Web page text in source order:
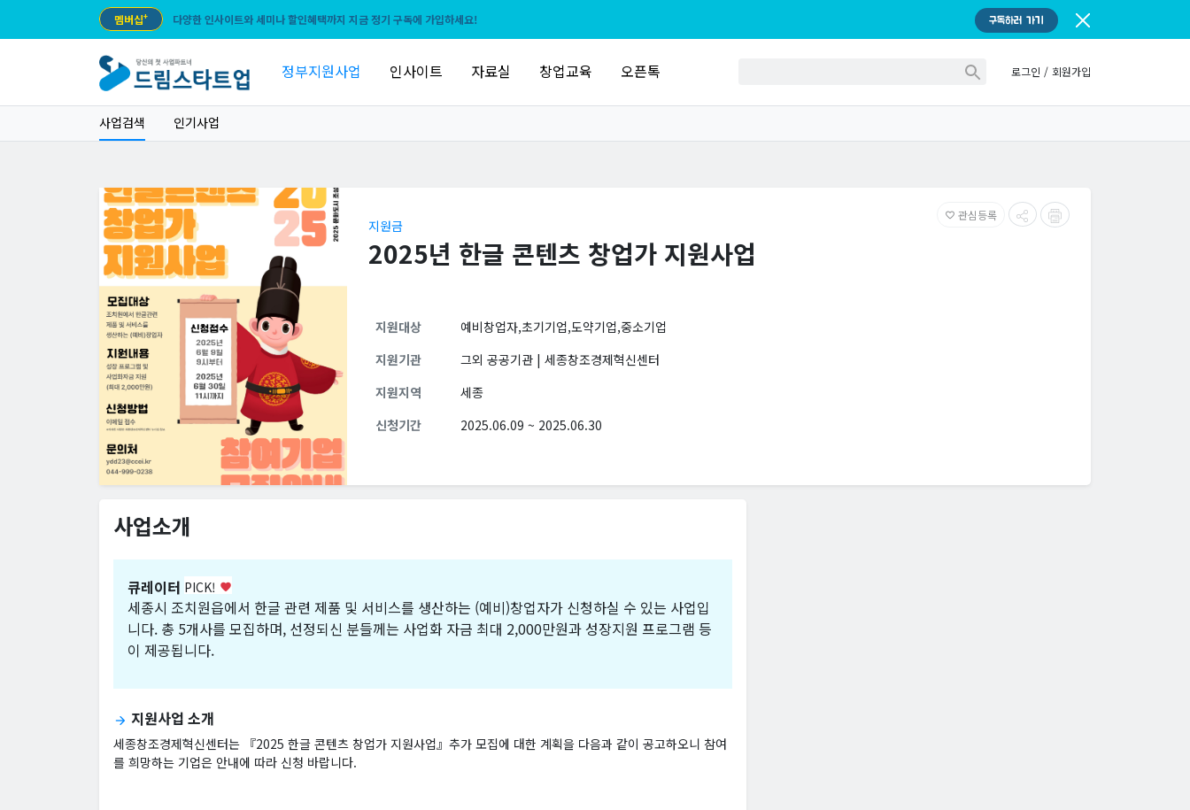
멤버십+ 다양한 인사이트와 세미나 할인혜택까지 지금 정기 구독에 가입하세요! 구독하러 가기
정부지원사업 인사이트 자료실 창업교육 오픈톡 로그인 / 회원가입
사업검색 인기사업
favorite_border 관심등록
지원금
2025년 한글 콘텐츠 창업가 지원사업
지원대상
예비창업자,초기기업,도약기업,중소기업
지원기관
그외 공공기관 | 세종창조경제혁신센터
지원지역
세종
신청기간
2025.06.09 ~ 2025.06.30
사업소개
큐레이터 PICK! favorite
세종시 조치원읍에서 한글 관련 제품 및 서비스를 생산하는 (예비)창업자가 신청하실 수 있는 사업입
니다. 총 5개사를 모집하며, 선정되신 분들께는 사업화 자금 최대 2,000만원과 성장지원 프로그램 등
이 제공됩니다.
arrow_forward 지원사업 소개
세종창조경제혁신센터는 『2025 한글 콘텐츠 창업가 지원사업』추가 모집에 대한 계획을 다음과 같이 공고하오니 참여
를 희망하는 기업은 안내에 따라 신청 바랍니다.